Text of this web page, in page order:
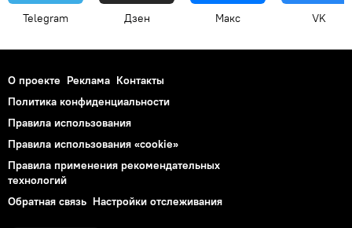
Telegram Дзен Макс VK
О проекте Реклама Контакты
Политика конфиденциальности
Правила использования
Правила использования «cookie»
Правила применения рекомендательных
технологий
Обратная связь Настройки отслеживания